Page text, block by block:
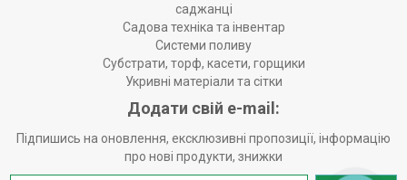
саджанці
Садова техніка та інвентар
Системи поливу
Субстрати, торф, касети, горщики
Укривні матеріали та сітки
Додати свій e-mail:
Підпишись на оновлення, ексклюзивні пропозиції, інформацію
про нові продукти, знижки